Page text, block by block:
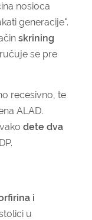
nosioca
generacije".
skrining
se pre
recesivno, te
ALAD.
dete dva
i
u